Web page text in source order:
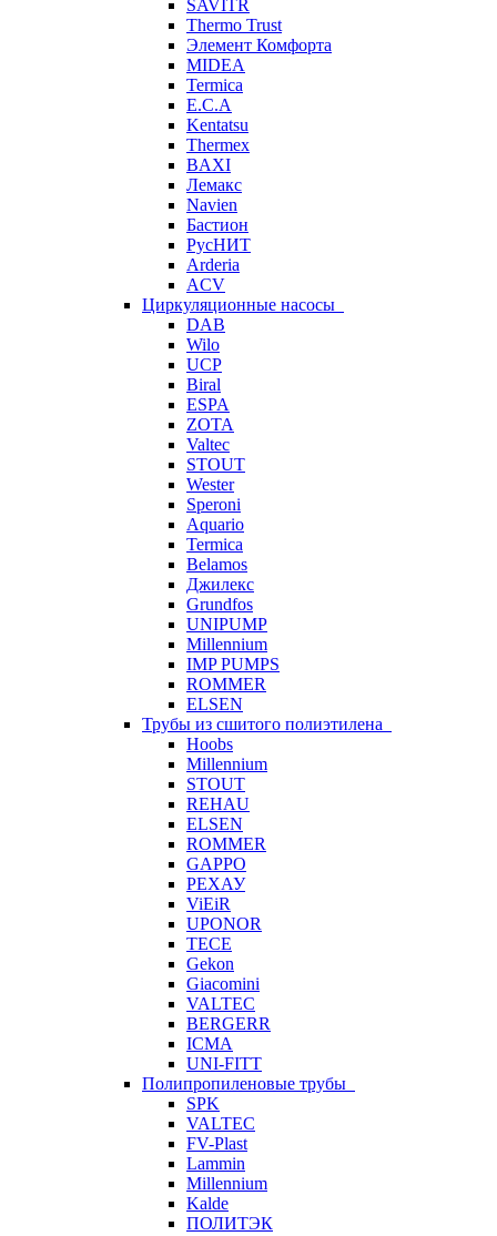
SAVITR
Thermo Trust
Элемент Комфорта
MIDEA
Termica
E.C.A
Kentatsu
Thermex
BAXI
Лемакс
Navien
Бастион
РусНИТ
Arderia
ACV
Циркуляционные насосы
DAB
Wilo
UCP
Biral
ESPA
ZOTA
Valtec
STOUT
Wester
Speroni
Aquario
Termica
Belamos
Джилекс
Grundfos
UNIPUMP
Millennium
IMP PUMPS
ROMMER
ELSEN
Трубы из сшитого полиэтилена
Hoobs
Millennium
STOUT
REHAU
ELSEN
ROMMER
GAPPO
РЕХАУ
ViEiR
UPONOR
TECE
Gekon
Giacomini
VALTEC
BERGERR
ICMA
UNI-FITT
Полипропиленовые трубы
SPK
VALTEC
FV-Plast
Lammin
Millennium
Kalde
ПОЛИТЭК